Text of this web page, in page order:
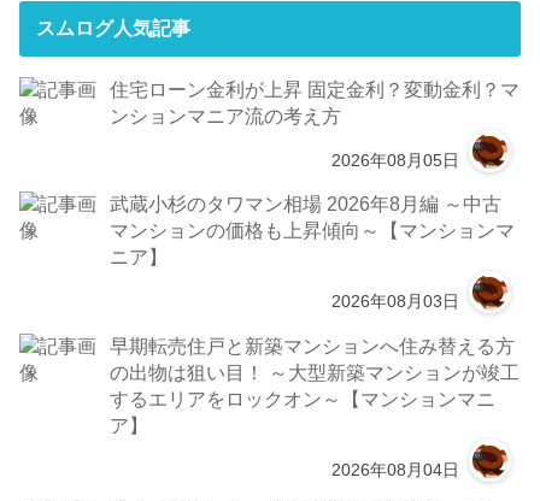
スムログ人気記事
住宅ローン金利が上昇 固定金利？変動金利？マ
ンションマニア流の考え方
2026年08月05日
武蔵小杉のタワマン相場 2026年8月編 ～中古
マンションの価格も上昇傾向～【マンションマ
ニア】
2026年08月03日
早期転売住戸と新築マンションへ住み替える方
の出物は狙い目！ ～大型新築マンションが竣工
するエリアをロックオン～【マンションマニ
ア】
2026年08月04日